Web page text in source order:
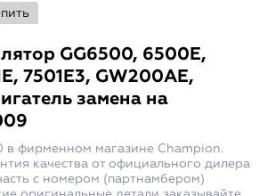
GG6500, 6500E,
7501E3, GW200AE,
замена на
в фирменном магазине Champion.
качества от официального дилера
с номером (партнамбером)